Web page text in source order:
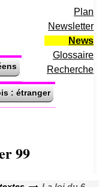
Plan
Newsletter
News
Glossaire
Recherche
: étranger
99